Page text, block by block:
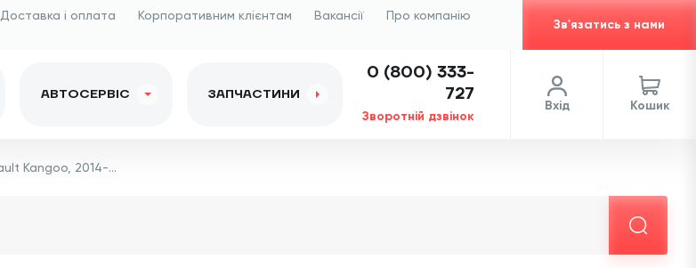
Доставка і оплата Корпоративним клієнтам Вакансії
Про компанію
Зв'язатись з нами
АВТОСЕРВІС ЗАПЧАСТИНИ
0 (800) 333-
727
Зворотній дзвінок
Вхід Кошик
Фара передня ліва Renault Kangoo, 2014-, 260602665R OE